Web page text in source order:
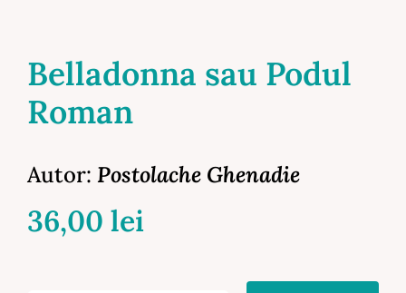
Belladonna sau Podul
Roman
Autor: Postolache Ghenadie
36,00 lei